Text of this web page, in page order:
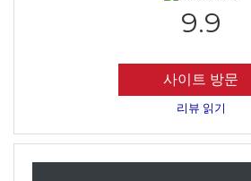
9.9
사이트 방문
리뷰 읽기